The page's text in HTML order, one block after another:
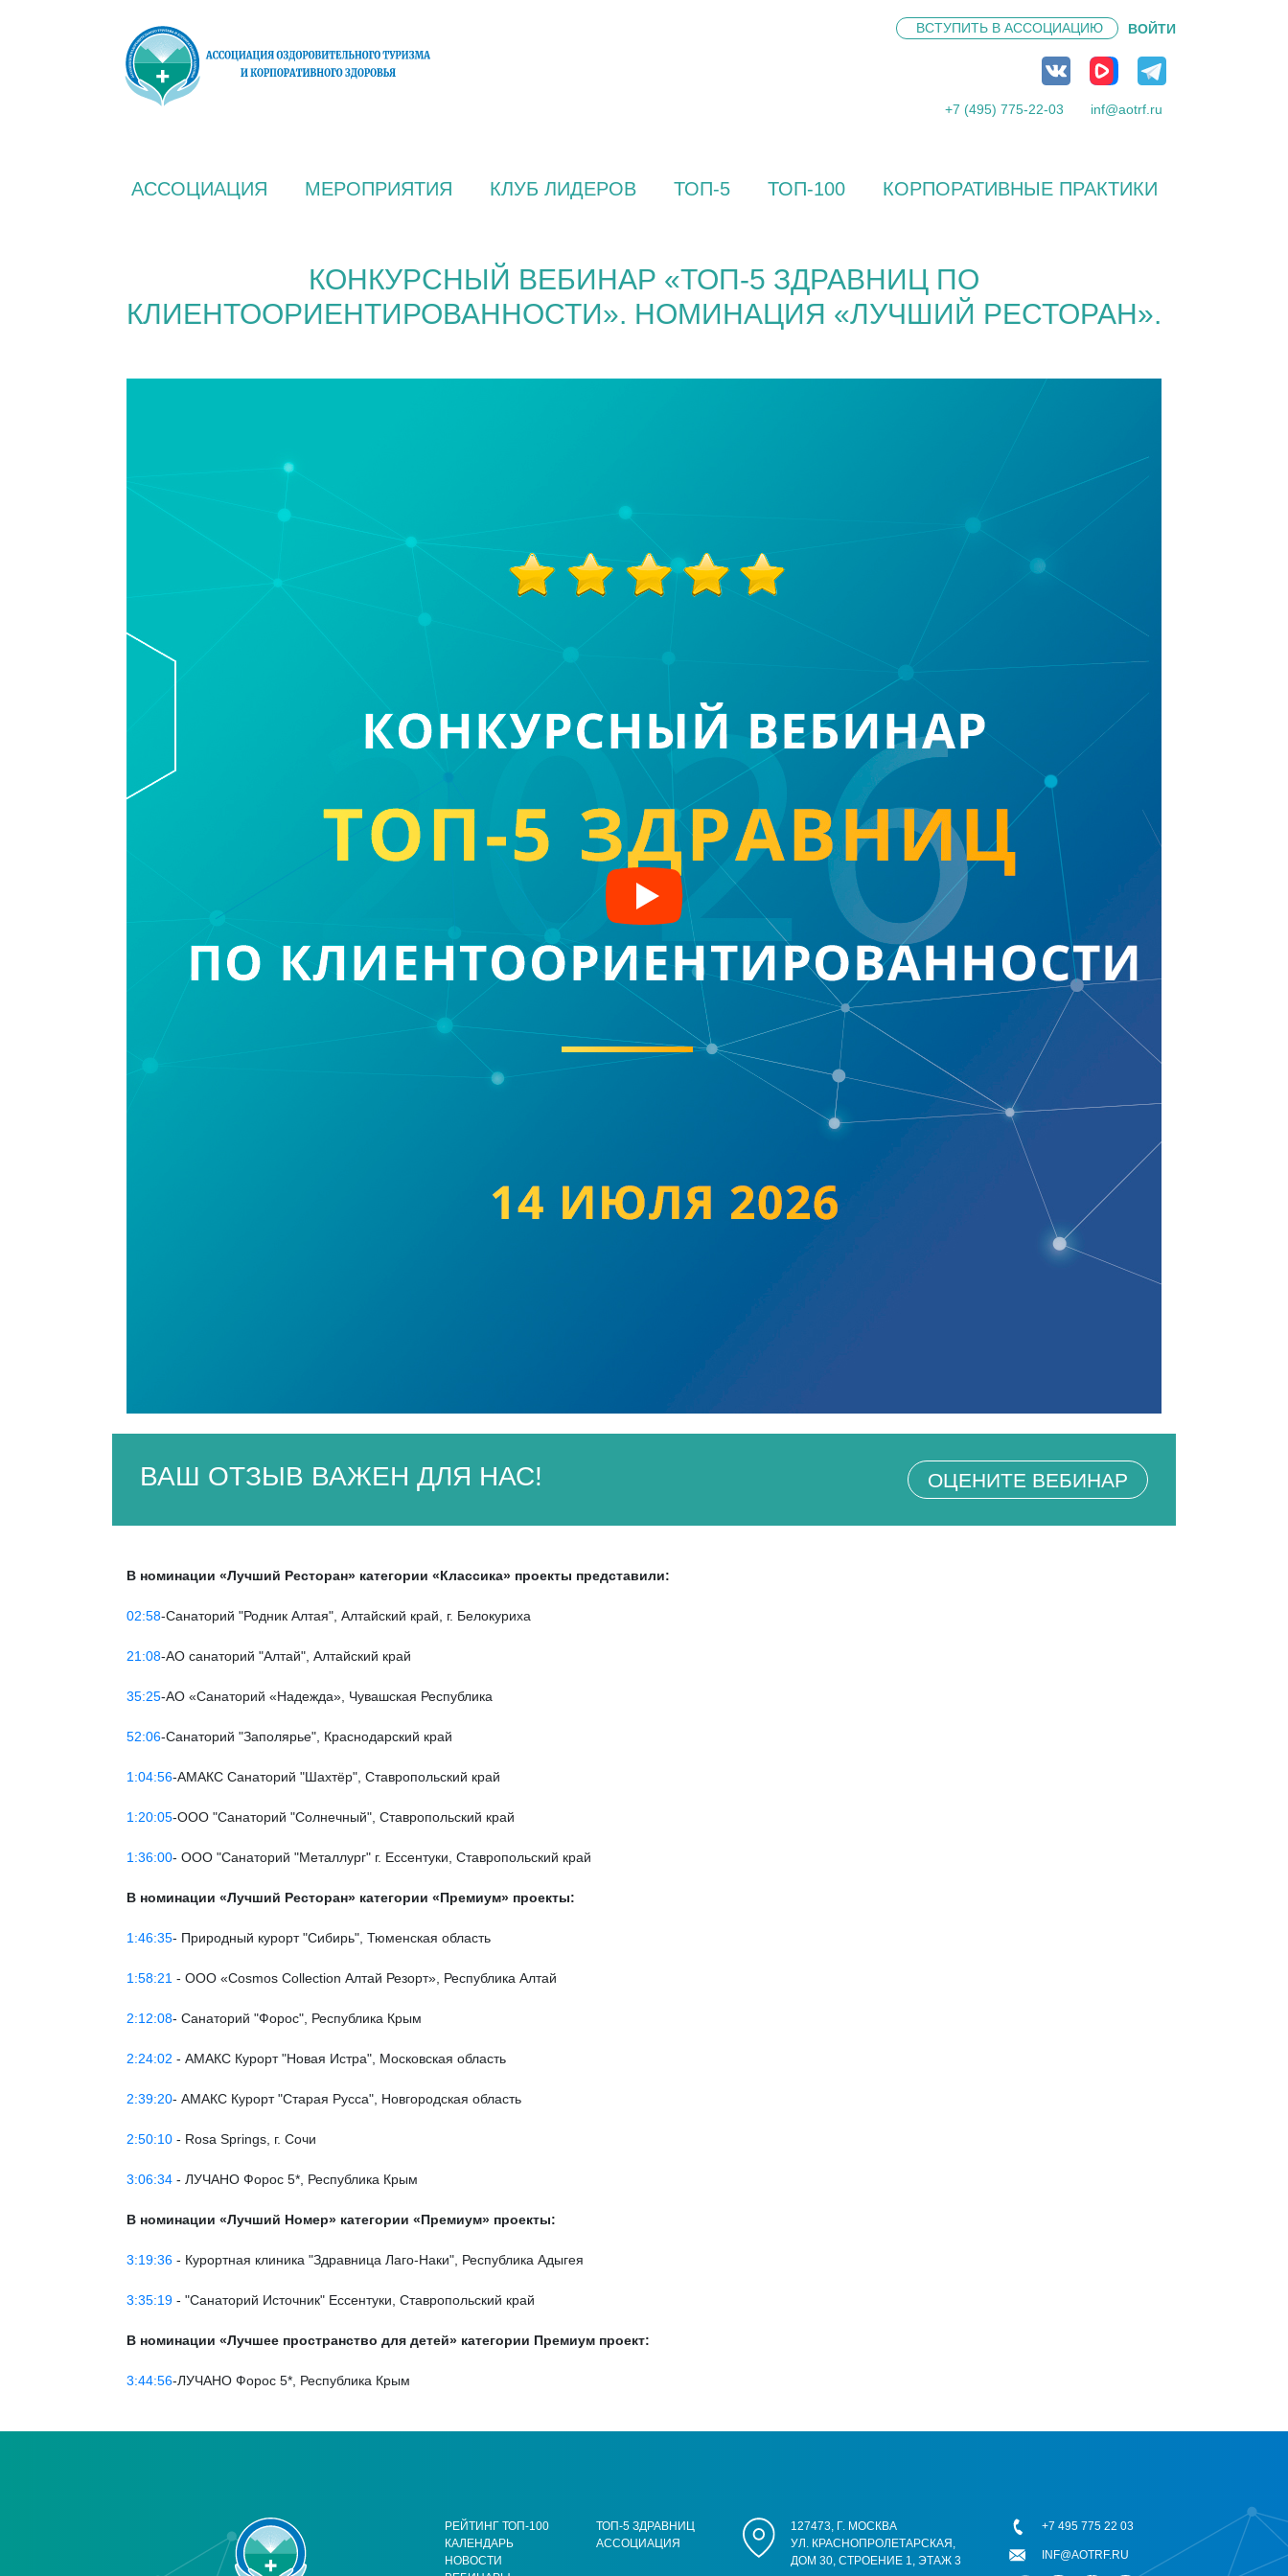
ВСТУПИТЬ В АССОЦИАЦИЮ ВОЙТИ
+7 (495) 775-22-03 inf@aotrf.ru
АССОЦИАЦИЯ МЕРОПРИЯТИЯ КЛУБ ЛИДЕРОВ ТОП-5 ТОП-100 КОРПОРАТИВНЫЕ ПРАКТИКИ
КОНКУРСНЫЙ ВЕБИНАР «ТОП-5 ЗДРАВНИЦ ПО
КЛИЕНТООРИЕНТИРОВАННОСТИ». НОМИНАЦИЯ «ЛУЧШИЙ РЕСТОРАН».
ВАШ ОТЗЫВ ВАЖЕН ДЛЯ НАС! ОЦЕНИТЕ ВЕБИНАР
В номинации «Лучший Ресторан» категории «Классика» проекты представили:
02:58-Санаторий "Родник Алтая", Алтайский край, г. Белокуриха
21:08-АО санаторий "Алтай", Алтайский край
35:25-АО «Санаторий «Надежда», Чувашская Республика
52:06-Санаторий "Заполярье", Краснодарский край
1:04:56-АМАКС Санаторий "Шахтёр", Ставропольский край
1:20:05-ООО "Санаторий "Солнечный", Ставропольский край
1:36:00- ООО "Санаторий "Металлург" г. Ессентуки, Ставропольский край
В номинации «Лучший Ресторан» категории «Премиум» проекты:
1:46:35- Природный курорт "Сибирь", Тюменская область
1:58:21 - ООО «Cosmos Collection Алтай Резорт», Республика Алтай
2:12:08- Санаторий "Форос", Республика Крым
2:24:02 - АМАКС Курорт "Новая Истра", Московская область
2:39:20- АМАКС Курорт "Старая Русса", Новгородская область
2:50:10 - Rosa Springs, г. Сочи
3:06:34 - ЛУЧАНО Форос 5*, Республика Крым
В номинации «Лучший Номер» категории «Премиум» проекты:
3:19:36 - Курортная клиника "Здравница Лаго-Наки", Республика Адыгея
3:35:19 - "Cанаторий Источник" Ессентуки, Ставропольский край
В номинации «Лучшее пространство для детей» категории Премиум проект:
3:44:56-ЛУЧАНО Форос 5*, Республика Крым
РЕЙТИНГ ТОП-100
КАЛЕНДАРЬ
НОВОСТИ
ТОП-5 ЗДРАВНИЦ
АССОЦИАЦИЯ
127473, Г. МОСКВА
УЛ. КРАСНОПРОЛЕТАРСКАЯ,
ДОМ 30, СТРОЕНИЕ 1, ЭТАЖ 3
+7 495 775 22 03
INF@AOTRF.RU